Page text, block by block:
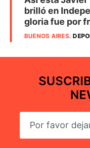
brilló en
gloria fue por
BUENOS AIRES.